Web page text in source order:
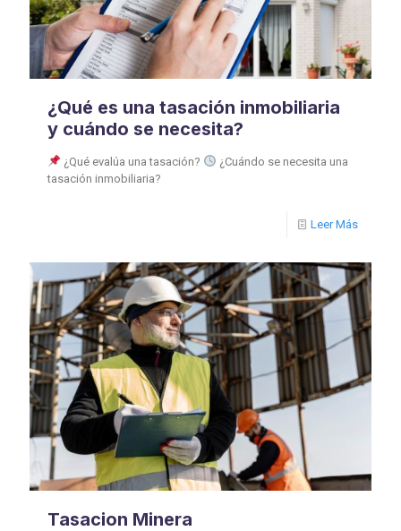
¿Qué es una tasación inmobiliaria
y cuándo se necesita?
¿Qué evalúa una tasación?
¿Cuándo se necesita una
tasación inmobiliaria?
Leer Más
Tasacion Minera